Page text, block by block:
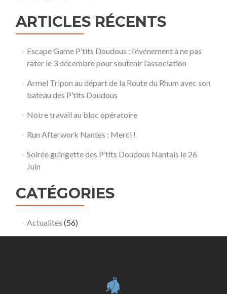
ARTICLES RÉCENTS
Escape Game P’tits Doudous : l’événement à ne pas
rater le 3 décembre pour soutenir l’association
Armel Tripon au départ de la Route du Rhum avec son
bateau des P’tits Doudous
Notre travail au bloc opératoire
Run Afterwork Nantes : Merci !
Soirée guingette des P’tits Doudous Nantais le 26
Juin
CATÉGORIES
Actualités (56)